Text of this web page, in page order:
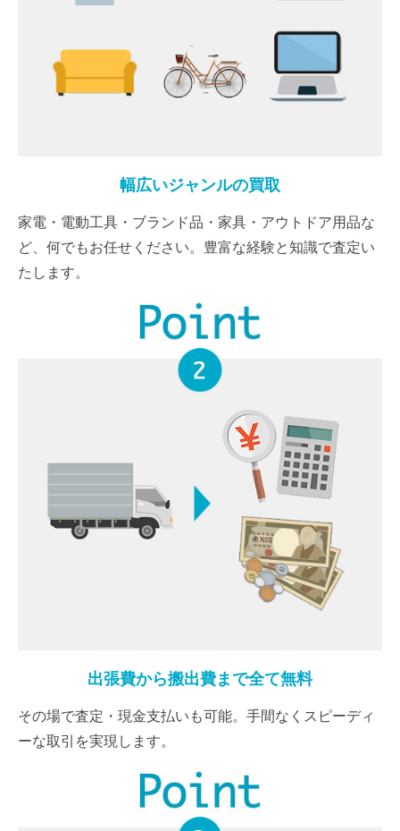
幅広いジャンルの買取
家電・電動工具・ブランド品・家具・アウトドア用品な
ど、何でもお任せください。豊富な経験と知識で査定い
たします。
出張費から搬出費まで全て無料
その場で査定・現金支払いも可能。手間なくスピーディ
ーな取引を実現します。